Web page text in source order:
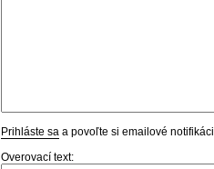
Prihláste sa a povoľte si emailové
Overovací text: